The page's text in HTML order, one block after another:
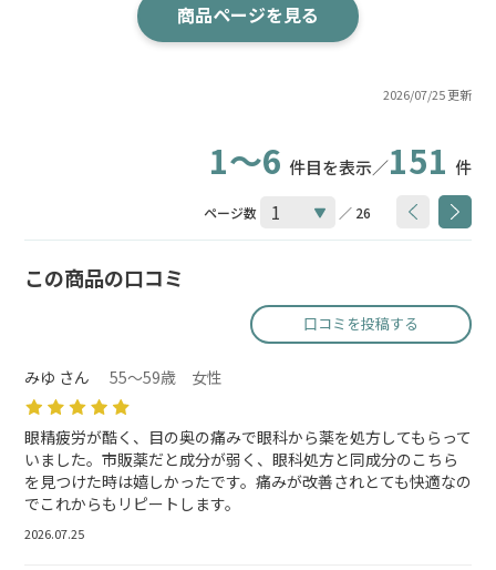
2026/07/25 更新
商品ページを見る
1～6 件目を表示／151 件
ページ数 ／ 26
この商品の口コミ
口コミを投稿する
みゆ さん 55～59歳 女性
眼精疲労が酷く、目の奥の痛みで眼科から薬を処方してもらって
いました。市販薬だと成分が弱く、眼科処方と同成分のこちら
を見つけた時は嬉しかったです。痛みが改善されとても快適なの
でこれからもリピートします。
2026.07.25